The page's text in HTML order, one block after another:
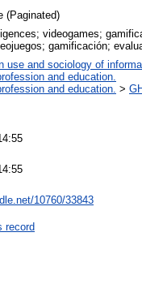
(Paginated)
videogames;
gamificación;
use and sociology of
and education.
and education. >
10760/33843
record